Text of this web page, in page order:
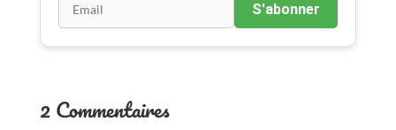
S'abonner
2 Commentaires